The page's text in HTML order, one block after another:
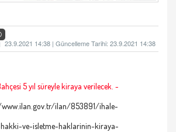
23.9.2021 14:38 | Güncelleme Tarihi: 23.9.2021 14:38
5 yıl süreyle kiraya verilecek. -
ilan/853891/ihale-
ve-isletme-haklarinin-kiraya-